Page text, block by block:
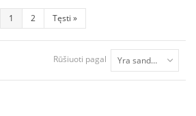
1 2 Tęsti »
Rūšiuoti pagal Yra sandėlyje